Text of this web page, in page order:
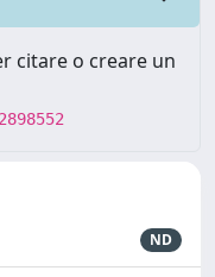
citare o creare un
ND